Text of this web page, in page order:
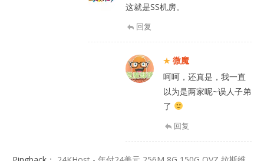
这就是SS机房。
回复
微魔
呵呵，还真是，我一直
以为是两家呢~误人子弟
了
回复